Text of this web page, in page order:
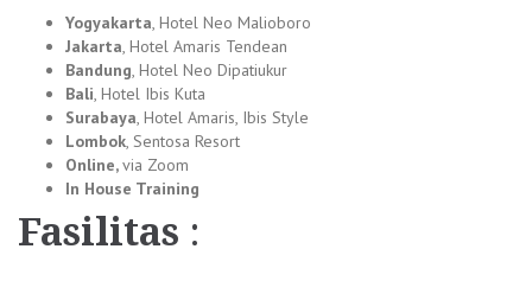
Yogyakarta, Hotel Neo Malioboro
Jakarta, Hotel Amaris Tendean
Bandung, Hotel Neo Dipatiukur
Bali, Hotel Ibis Kuta
Surabaya, Hotel Amaris, Ibis Style
Lombok, Sentosa Resort
Online,via Zoom
In House Training
Fasilitas :